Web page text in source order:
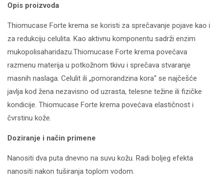
Opis proizvoda
Thiomucase Forte krema se koristi za sprečavanje pojave kao i
za redukciju celulita. Kao aktivnu komponentu sadrži enzim
mukopolisaharidazu.Thiomucase Forte krema povećava
razmenu materija u potkožnom tkivu i sprečava stvaranje
masnih naslaga. Celulit ili „pomorandzina kora“ se najčešće
javlja kod žena nezavisno od uzrasta, telesne težine ili fizičke
kondicije. Thiomucase Forte krema povećava elastičnost i
čvrstinu kože.
Doziranje i način primene
Nanositi dva puta dnevno na suvu kožu. Radi boljeg efekta
nanositi nakon tuširanja toplom vodom.